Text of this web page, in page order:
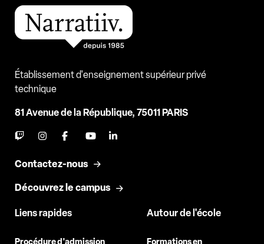
Établissement d'enseignement supérieur privé
technique
81 Avenue de la République, 75011 PARIS
Contactez-nous
Découvrez le campus
Liens rapides
Procédure d'admission
Autour de l'école
Formations en